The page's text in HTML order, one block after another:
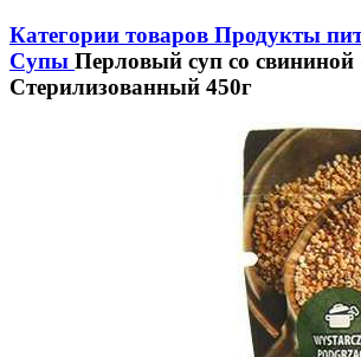
Категории товаров Продукты
Супы Перловый суп со
Стерилизованный 450г